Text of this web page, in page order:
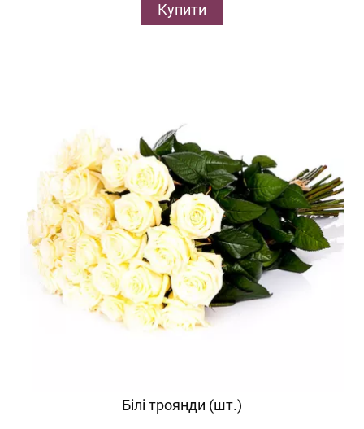
Купити
Білі троянди (шт.)